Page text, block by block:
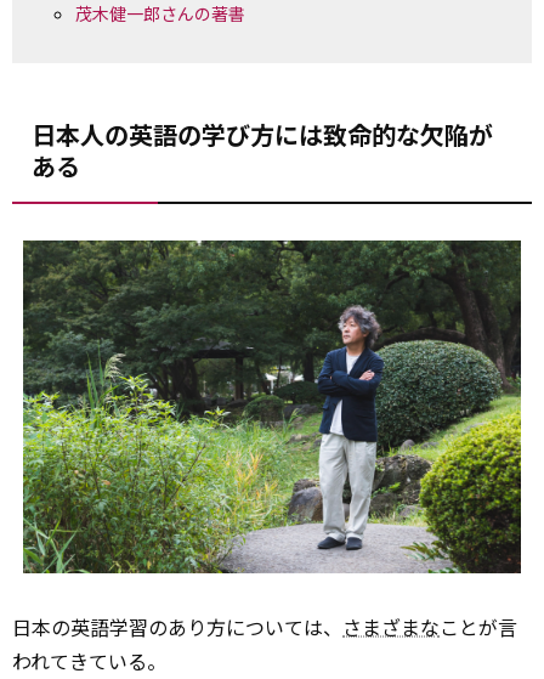
茂木健一郎さんの著書
日本人の英語の学び方には致命的な欠陥が
ある
日本の英語学習のあり方については、 さまざまなことが言
われてきている。